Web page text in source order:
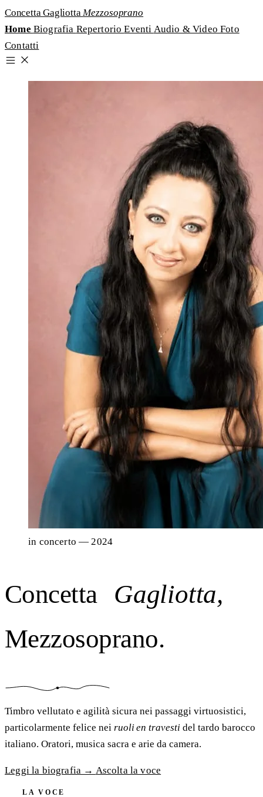
Concetta GagliottaMezzosoprano
Home Biografia RepertorioEventi Audio & VideoFoto
Contatti
in concerto — 2024
Concetta Gagliotta,
Mezzosoprano.
Timbro vellutato e agilità sicura nei passaggi virtuosistici,
particolarmente felice nei ruoli en travesti del tardo barocco
italiano. Oratori, musica sacra e arie da camera.
Leggi la biografia → Ascolta la voce
LA VOCE